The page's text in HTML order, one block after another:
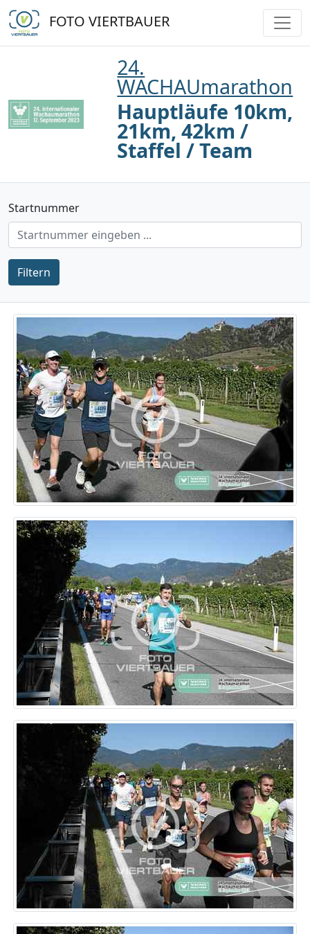
FOTO VIERTBAUER
24.
WACHAUmarathon
Hauptläufe 10km,
21km, 42km /
Staffel / Team
Startnummer
Filtern